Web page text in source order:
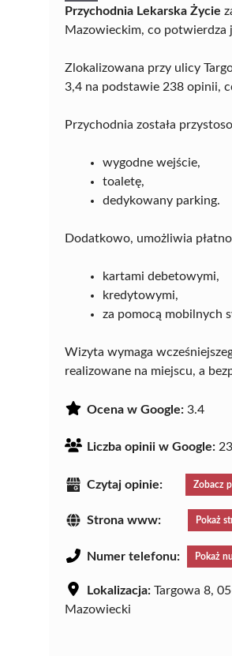
Przychodnia Lekarska Życie
Mazowieckim, co potwierdza
Zlokalizowana przy ulicy
3,4 na podstawie 238 opinii,
Przychodnia została
wygodne wejście,
toaletę,
dedykowany parking.
Dodatkowo, umożliwia
kartami debetowymi,
kredytowymi,
za pomocą mobilnych
Wizyta wymaga
realizowane na miejscu, a
Ocena w Google: 3.4
Liczba opinii w Google:
Czytaj opinie: Zobacz
Strona www: Pokaż
Numer telefonu: Pokaż
Lokalizacja: Targowa 8,
Mazowiecki